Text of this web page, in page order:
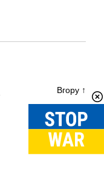
Вгору ↑